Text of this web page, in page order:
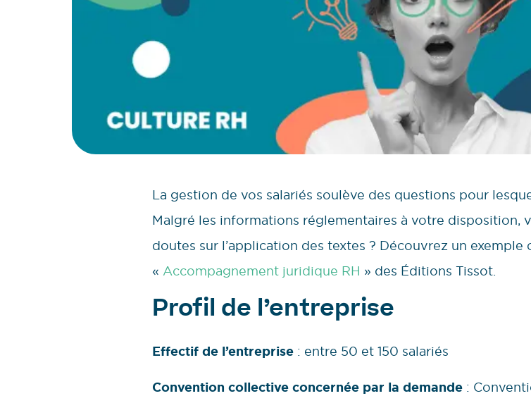
La gestion de vos salariés soulève des questions pour
Malgré les informations réglementaires à votre disposition,
doutes sur l’application des textes ? Découvrez un
« Accompagnement juridique RH » des Éditions Tissot.
Profil de l’entreprise
Effectif de l’entreprise : entre 50 et 150 salariés
Convention collective concernée par la demande :